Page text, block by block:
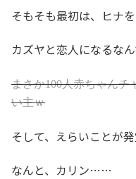
そもそも最初は、ヒナ
カズヤと恋人になるな
まさか100人赤ちゃんチ
い主ｗ
そして、えらいことが発
なんと、カリン……